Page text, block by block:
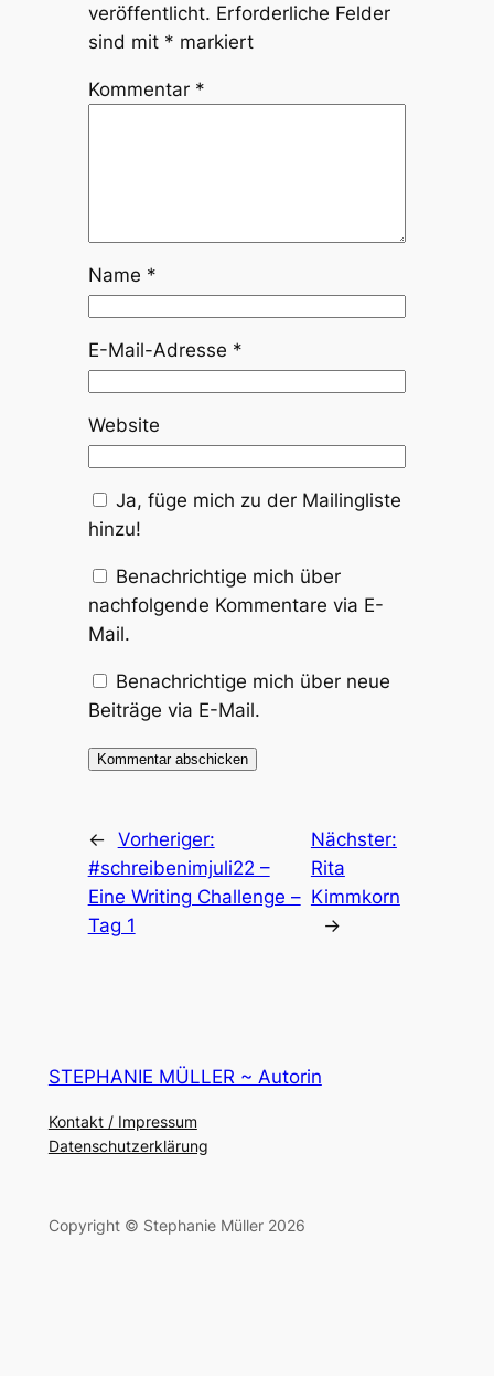
veröffentlicht. Erforderliche Felder
sind mit * markiert
Kommentar *
Name *
E-Mail-Adresse *
Website
Ja, füge mich zu der Mailingliste
hinzu!
Benachrichtige mich über
nachfolgende Kommentare via E-
Mail.
Benachrichtige mich über neue
Beiträge via E-Mail.
← Vorheriger:
#schreibenimjuli22 –
Eine Writing Challenge –
Tag 1
Nächster:
Rita
Kimmkorn
→
STEPHANIE MÜLLER ~ Autorin
Kontakt / Impressum
Datenschutzerklärung
Copyright © Stephanie Müller 2026